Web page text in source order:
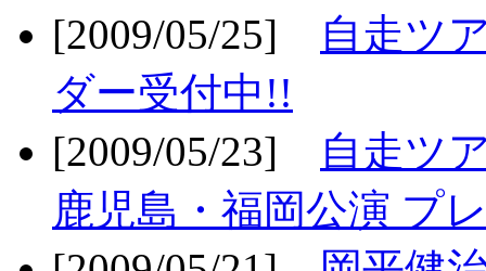
[2009/05/25]
自走ツ
ダー受付中!!
[2009/05/23]
自走ツ
鹿児島・福岡公演 プ